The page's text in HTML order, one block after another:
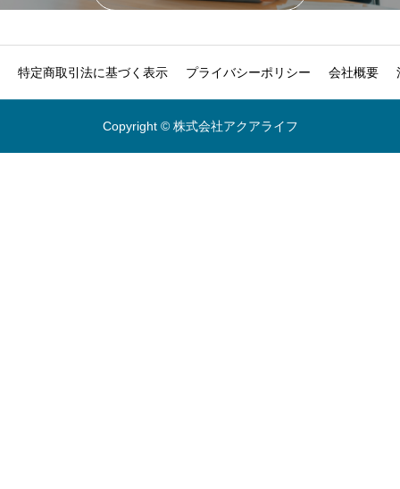
特定商取引法に基づく表示 プライバシーポリシー 会社概要
Copyright © 株式会社アクアライフ